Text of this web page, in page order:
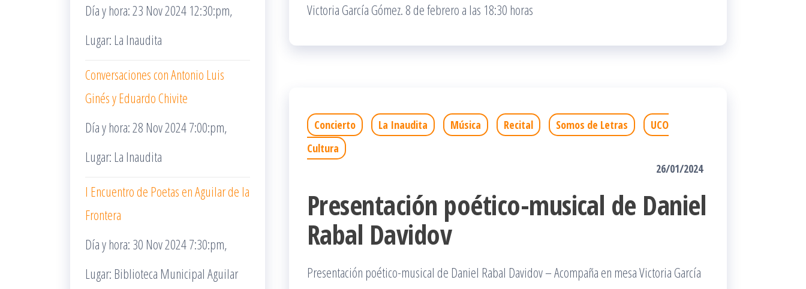
Victoria García Gómez. 8 de febrero a las 18:30 horas
Concierto La Inaudita Música Recital Somos de Letras
UCO
Cultura
26/01/2024
Presentación poético-musical de Daniel
Rabal Davidov
Presentación poético-musical de Daniel Rabal Davidov – Acompaña en mesa Victoria García
Día y hora: 23 Nov 2024 12:30:pm,
Lugar: La Inaudita
Conversaciones con Antonio Luis
Ginés y Eduardo Chivite
Día y hora: 28 Nov 2024 7:00:pm,
Lugar: La Inaudita
I Encuentro de Poetas en Aguilar de la
Frontera
Día y hora: 30 Nov 2024 7:30:pm,
Lugar: Biblioteca Municipal Aguilar